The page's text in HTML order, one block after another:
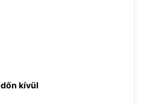
kívül